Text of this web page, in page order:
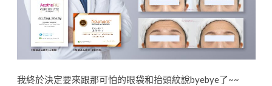
我終於決定要來跟那可怕的眼袋和抬頭紋說byebye了~~